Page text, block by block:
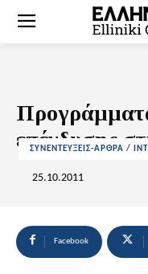
επένδυσης
25.10.2011
ΣΥΝΕΝΤΕΥΞΕΙΣ-ΑΡΘΡΑ /
Facebook